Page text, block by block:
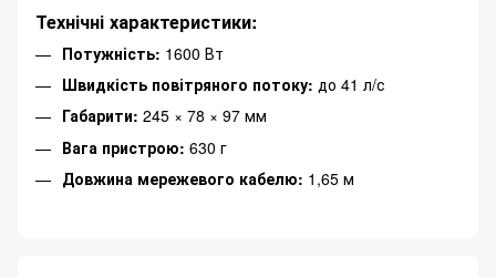
Технічні характеристики:
Потужність: 1600 Вт
Швидкість повітряного потоку: до 41 л/с
Габарити: 245 × 78 × 97 мм
Вага пристрою: 630 г
Довжина мережевого кабелю: 1,65 м